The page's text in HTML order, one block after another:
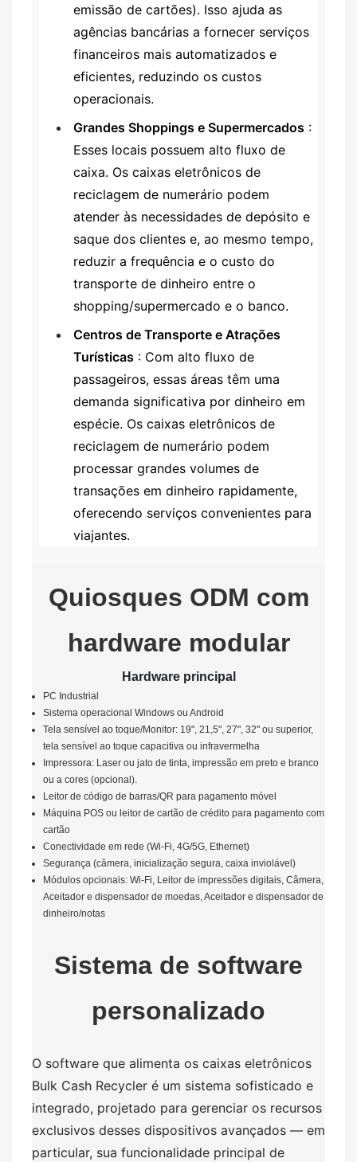
emissão de cartões). Isso ajuda as
agências bancárias a fornecer serviços
financeiros mais automatizados e
eficientes, reduzindo os custos
operacionais.
Grandes Shoppings e Supermercados :
Esses locais possuem alto fluxo de
caixa. Os caixas eletrônicos de
reciclagem de numerário podem
atender às necessidades de depósito e
saque dos clientes e, ao mesmo tempo,
reduzir a frequência e o custo do
transporte de dinheiro entre o
shopping/supermercado e o banco.
Centros de Transporte e Atrações
Turísticas : Com alto fluxo de
passageiros, essas áreas têm uma
demanda significativa por dinheiro em
espécie. Os caixas eletrônicos de
reciclagem de numerário podem
processar grandes volumes de
transações em dinheiro rapidamente,
oferecendo serviços convenientes para
viajantes.
Quiosques ODM com
hardware modular
Hardware principal
PC Industrial
Sistema operacional Windows ou Android
Tela sensível ao toque/Monitor: 19", 21,5", 27", 32" ou superior,
tela sensível ao toque capacitiva ou infravermelha
Impressora: Laser ou jato de tinta, impressão em preto e branco
ou a cores (opcional).
Leitor de código de barras/QR para pagamento móvel
Máquina POS ou leitor de cartão de crédito para pagamento com
cartão
Conectividade em rede (Wi-Fi, 4G/5G, Ethernet)
Segurança (câmera, inicialização segura, caixa inviolável)
Módulos opcionais: Wi-Fi, Leitor de impressões digitais, Câmera,
Aceitador e dispensador de moedas, Aceitador e dispensador de
dinheiro/notas
Sistema de software
personalizado
O software que alimenta os caixas eletrônicos
Bulk Cash Recycler é um sistema sofisticado e
integrado, projetado para gerenciar os recursos
exclusivos desses dispositivos avançados — em
particular, sua funcionalidade principal de